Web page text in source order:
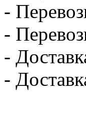
-
-
-
-